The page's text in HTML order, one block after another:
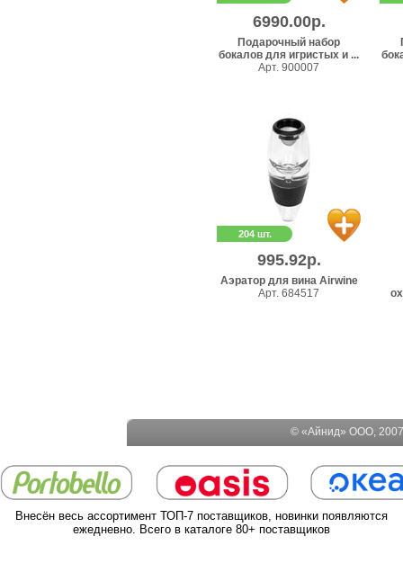
6990.00р.
Подарочный набор
бокалов для игристых и ...
Арт. 900007
204 шт.
995.92р.
Аэратор для вина Airwine
Арт. 684517
© «Айнид» ООО,
Внесён весь ассортимент ТОП-7 поставщиков, новинки появляются
ежедневно. Всего в каталоге 80+ поставщиков